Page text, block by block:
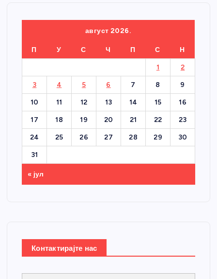
август 2026.
П У С Ч П С Н
1 2
3 4 5 6 7 8 9
10 11 12 13 14 15 16
17 18 19 20 21 22 23
24 25 26 27 28 29 30
31
« јул
Контактирајте нас